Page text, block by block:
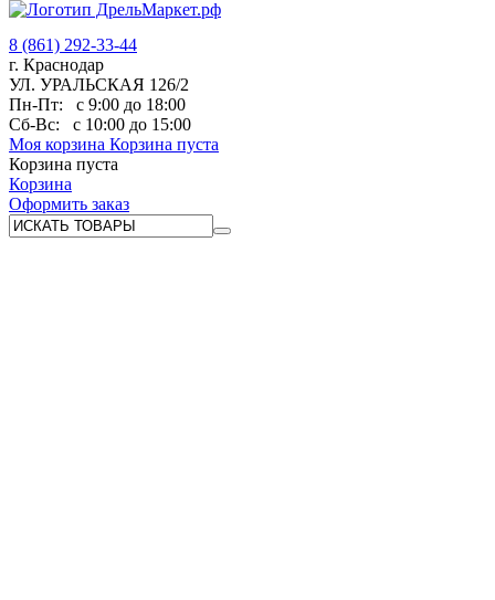
8 (861) 292-33-44
г. Краснодар
УЛ. УРАЛЬСКАЯ 126/2
Пн-Пт:
с 9:00 до 18:00
Сб-Вс:
с 10:00 до 15:00
Моя корзина Корзина пуста
Корзина пуста
Корзина
Оформить заказ